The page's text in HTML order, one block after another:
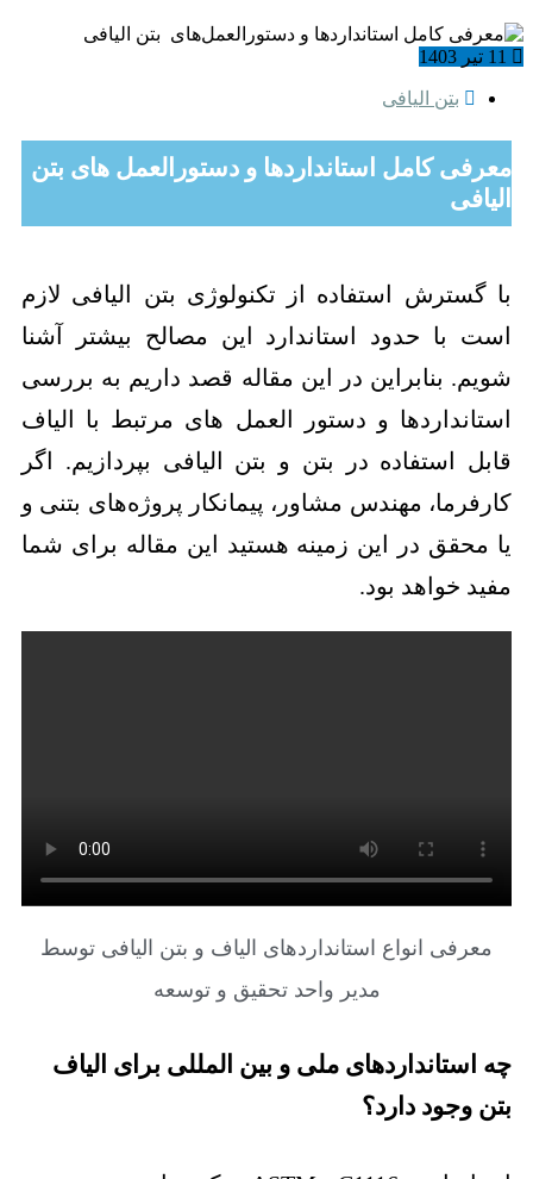
بتن الیافی
معرفی کامل استانداردها و دستورالعمل های بتن
الیافی
با گسترش استفاده از تکنولوژی بتن الیافی لازم
است با حدود استاندارد این مصالح بیشتر آشنا
شویم. بنابراین در این مقاله قصد داریم به بررسی
استانداردها و دستور العمل های مرتبط با الیاف
قابل استفاده در بتن و بتن الیافی بپردازیم. اگر
کارفرما، مهندس مشاور، پیمانکار پروژه‌های بتنی و
یا محقق در این زمینه هستید این مقاله برای شما
مفید خواهد بود.
معرفی انواع استانداردهای الیاف و بتن الیافی توسط
مدیر واحد تحقیق و توسعه
چه استانداردهای ملی و بین المللی برای الیاف
بتن وجود دارد؟